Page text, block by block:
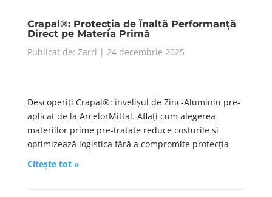
Crapal®: Protecția de Înaltă Performanță
Direct pe Materia Primă
Publicat de: Zarri | 24 decembrie 2025
Descoperiți Crapal®: învelișul de Zinc-Aluminiu pre-
aplicat de la ArcelorMittal. Aflați cum alegerea
materiilor prime pre-tratate reduce costurile și
optimizează logistica fără a compromite protecția
Citește tot »